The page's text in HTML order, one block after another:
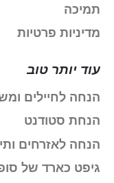
תמיכה
מדיניות פרטיות
עוד יותר טוב
הנחה לחיילים
הנחת סטודנט
הנחה לאזרחים
גיפט כארד של